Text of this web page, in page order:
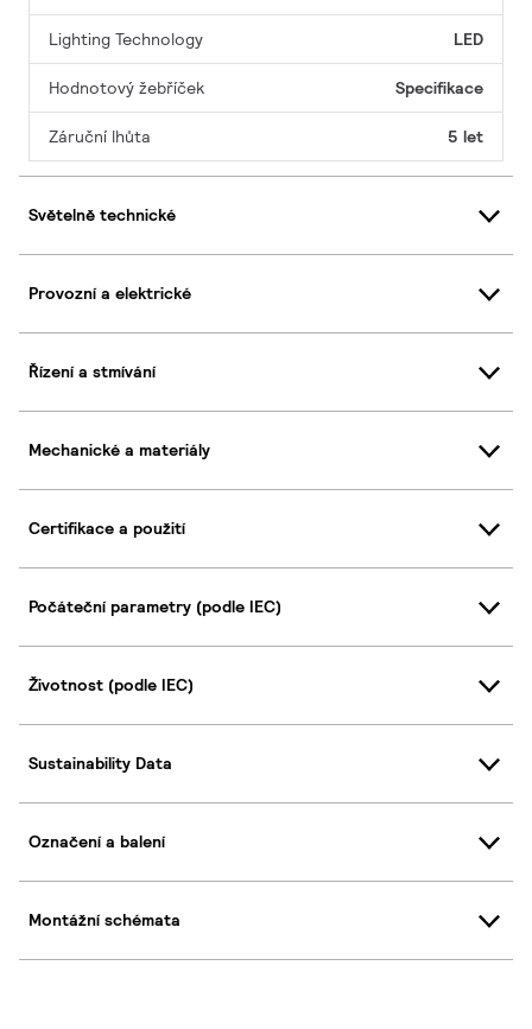
Lighting Technology LED
Hodnotový žebříček Specifikace
Záruční lhůta 5 let
Světelně technické
Provozní a elektrické
Řízení a stmívání
Mechanické a materiály
Certifikace a použití
Počáteční parametry (podle IEC)
Životnost (podle IEC)
Sustainability Data
Označení a balení
Montážní schémata